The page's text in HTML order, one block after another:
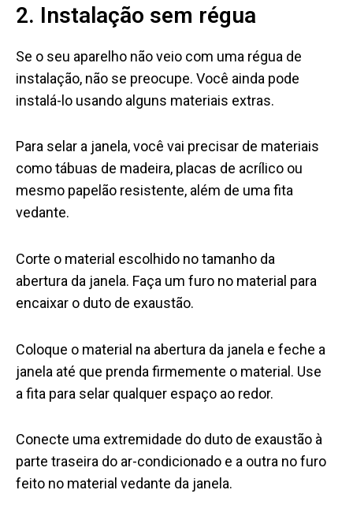
2. Instalação sem régua
Se o seu aparelho não veio com uma régua de
instalação, não se preocupe. Você ainda pode
instalá-lo usando alguns materiais extras.
Para selar a janela, você vai precisar de materiais
como tábuas de madeira, placas de acrílico ou
mesmo papelão resistente, além de uma fita
vedante.
Corte o material escolhido no tamanho da
abertura da janela. Faça um furo no material para
encaixar o duto de exaustão.
Coloque o material na abertura da janela e feche a
janela até que prenda firmemente o material. Use
a fita para selar qualquer espaço ao redor.
Conecte uma extremidade do duto de exaustão à
parte traseira do ar-condicionado e a outra no furo
feito no material vedante da janela.